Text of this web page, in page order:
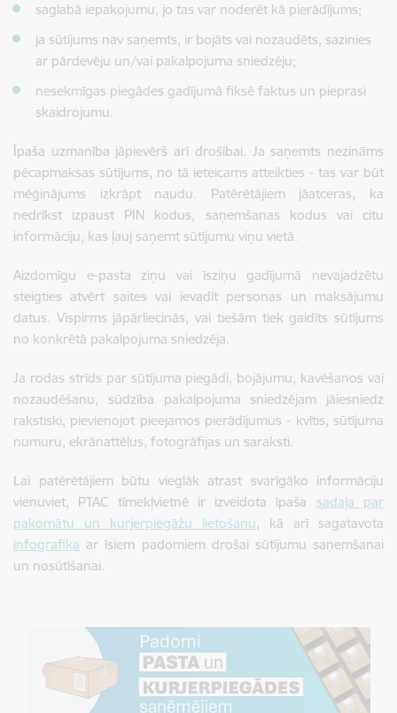
saglabā iepakojumu, jo tas var noderēt kā pierādījums;
ja sūtījums nav saņemts, ir bojāts vai nozaudēts, sazinies
ar pārdevēju un/vai pakalpojuma sniedzēju;
nesekmīgas piegādes gadījumā fiksē faktus un pieprasi
skaidrojumu.
Īpaša uzmanība jāpievērš arī drošībai. Ja saņemts nezināms
pēcapmaksas sūtījums, no tā ieteicams atteikties - tas var būt
mēģinājums izkrāpt naudu. Patērētājiem jāatceras, ka
nedrīkst izpaust PIN kodus, saņemšanas kodus vai citu
informāciju, kas ļauj saņemt sūtījumu viņu vietā.
Aizdomīgu e-pasta ziņu vai īsziņu gadījumā nevajadzētu
steigties atvērt saites vai ievadīt personas un maksājumu
datus. Vispirms jāpārliecinās, vai tiešām tiek gaidīts sūtījums
no konkrētā pakalpojuma sniedzēja.
Ja rodas strīds par sūtījuma piegādi, bojājumu, kavēšanos vai
nozaudēšanu, sūdzība pakalpojuma sniedzējam jāiesniedz
rakstiski, pievienojot pieejamos pierādījumus - kvītis, sūtījuma
numuru, ekrānattēlus, fotogrāfijas un saraksti.
Lai patērētājiem būtu vieglāk atrast svarīgāko informāciju
vienuviet, PTAC tīmekļvietnē ir izveidota īpaša sadaļa par
pakomātu un kurjerpiegāžu lietošanu, kā arī sagatavota
infografika ar īsiem padomiem drošai sūtījumu saņemšanai
un nosūtīšanai.